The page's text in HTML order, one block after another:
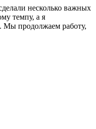
несколько важных
темпу, а я
Мы продолжаем работу,